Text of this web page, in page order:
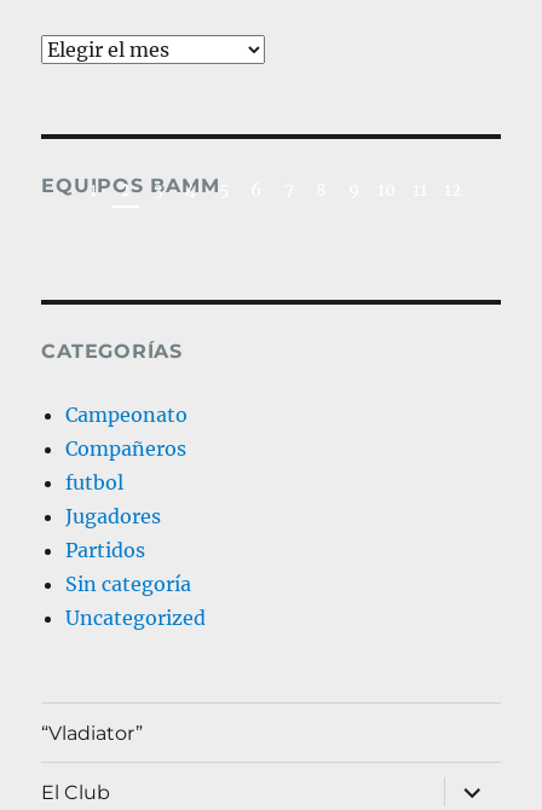
Archivos
EQUIPOS BAMM
2019_Fútbol
1 2 3 4
CATEGORÍAS
Campeonato
Compañeros
futbol
Jugadores
Partidos
Sin categoría
Uncategorized
“Vladiator”
El Club
expande
el